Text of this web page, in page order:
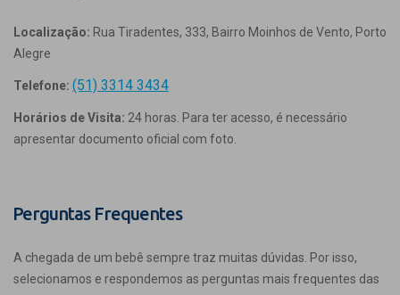
Localização: Rua Tiradentes, 333, Bairro Moinhos de Vento, Porto
Alegre
Telefone: (51) 3314 3434
Horários de Visita: 24 horas. Para ter acesso, é necessário
apresentar documento oficial com foto.
Perguntas Frequentes
A chegada de um bebê sempre traz muitas dúvidas. Por isso,
selecionamos e respondemos as perguntas mais frequentes das